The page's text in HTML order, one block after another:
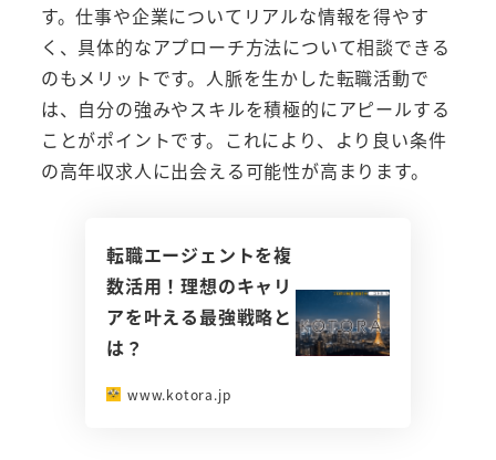
す。仕事や企業についてリアルな情報を得やす
く、具体的なアプローチ方法について相談できる
のもメリットです。人脈を生かした転職活動で
は、自分の強みやスキルを積極的にアピールする
ことがポイントです。これにより、より良い条件
の高年収求人に出会える可能性が高まります。
転職エージェントを複
数活用！理想のキャリ
アを叶える最強戦略と
は？
www.kotora.jp